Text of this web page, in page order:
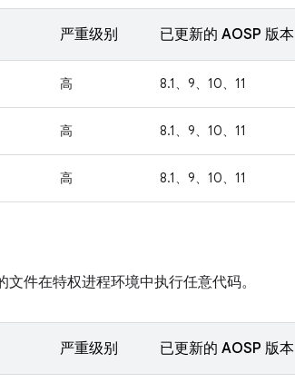
严重级别 已更新的 AOSP 版本
高 8.1、9、10、11
高 8.1、9、10、11
高 8.1、9、10、11
件在特权进程环境中执行任意代码。
严重级别 已更新的 AOSP 版本